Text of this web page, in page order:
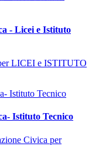
- Licei e Istituto
LICEI e ISTITUTO
Istituto Tecnico
Civica per